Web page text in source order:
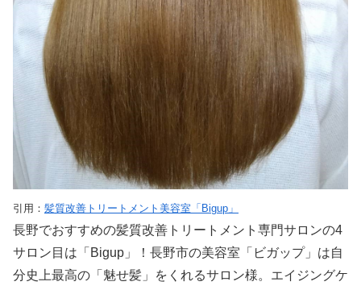
引用： 髪質改善トリートメント美容室「Bigup」
長野でおすすめの髪質改善トリートメント専門サロンの4
サロン目は「Bigup」！長野市の美容室「ビガップ」は自
分史上最高の「魅せ髪」をくれるサロン様。エイジングケ